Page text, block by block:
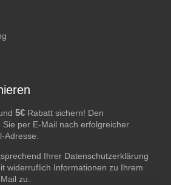
5€ Rabatt sichern! Den
per E-Mail nach erfolgreicher
Adresse.
Ihrer Datenschutzerklärung
widerruflich Informationen zu Ihrem
zu.